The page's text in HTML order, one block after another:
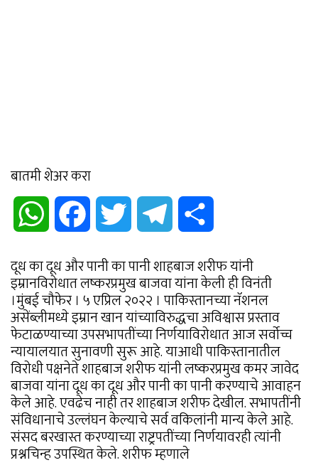
बातमी शेअर करा
WhatsApp Facebook Twitter Telegram
दूध का दूध और पानी का पानी शाहबाज शरीफ यांनी
इम्रानविरोधात लष्करप्रमुख बाजवा यांना केली ही विनंती
।मुंबई चौफेर । ५ एप्रिल २०२२ । पाकिस्तानच्या नॅशनल
असेंब्लीमध्ये इम्रान खान यांच्याविरुद्धचा अविश्वास प्रस्ताव
फेटाळण्याच्या उपसभापतींच्या निर्णयाविरोधात आज सर्वोच्च
न्यायालयात सुनावणी सुरू आहे. याआधी पाकिस्तानातील
विरोधी पक्षनेते शाहबाज शरीफ यांनी लष्करप्रमुख कमर जावेद
बाजवा यांना दूध का दूध और पानी का पानी करण्याचे आवाहन
केले आहे. एवढेच नाही तर शाहबाज शरीफ देखील. सभापतींनी
संविधानाचे उल्लंघन केल्याचे सर्व वकिलांनी मान्य केले आहे.
संसद बरखास्त करण्याच्या राष्ट्रपतींच्या निर्णयावरही त्यांनी
प्रश्नचिन्ह उपस्थित केले. शरीफ म्हणाले